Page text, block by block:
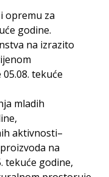
opremu za
godine.
na izrazito
tekuće
mladih
aktivnosti–
na
tekuće godine,